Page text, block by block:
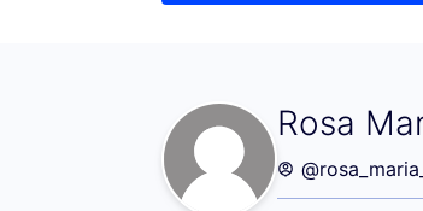
Rosa
Darbība